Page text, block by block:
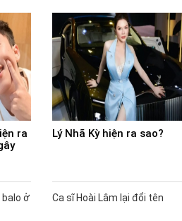
ra
balo ở
Lý Nhã Kỳ hiện ra sao?
Ca sĩ Hoài Lâm lại đổi tên